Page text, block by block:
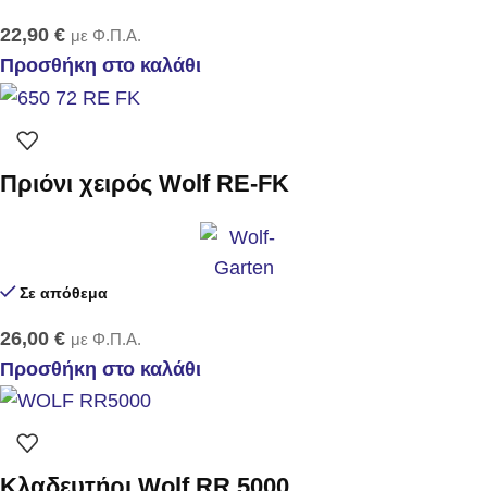
22,90 € με Φ.Π.Α.
Προσθήκη στο καλάθι
Πριόνι χειρός Wolf RE-FK
Σε απόθεμα
26,00 € με Φ.Π.Α.
Προσθήκη στο καλάθι